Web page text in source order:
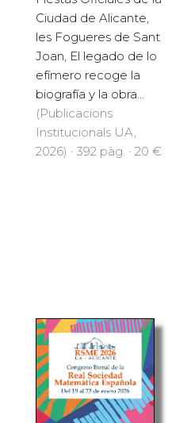
Ciudad de Alicante,
les Fogueres de Sant
Joan, El legado de lo
efímero recoge la
biografía y la obra...
(Publicacions
Institucionals UA,
2026) · 392 pàg. · 20 €